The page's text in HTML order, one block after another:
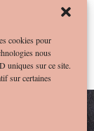
cookies pour
nous
uniques sur ce site.
sur certaines